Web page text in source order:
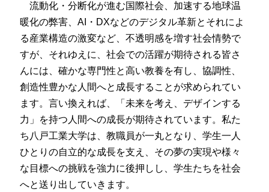
流動化・分断化が進む国際社会、加速する地球温
暖化の弊害、AI・DXなどのデジタル革新とそれによ
る産業構造の激変など、不透明感を増す社会情勢で
すが、それゆえに、社会での活躍が期待される皆さ
んには、確かな専門性と高い教養を有し、協調性、
創造性豊かな人間へと成長することが求められてい
ます。言い換えれば、「未来を考え、デザインする
力」を持つ人間への成長が期待されています。私た
ち八戸工業大学は、教職員が一丸となり、学生一人
ひとりの自立的な成長を支え、その夢の実現や様々
な目標への挑戦を強力に後押しし、学生たちを社会
へと送り出していきます。